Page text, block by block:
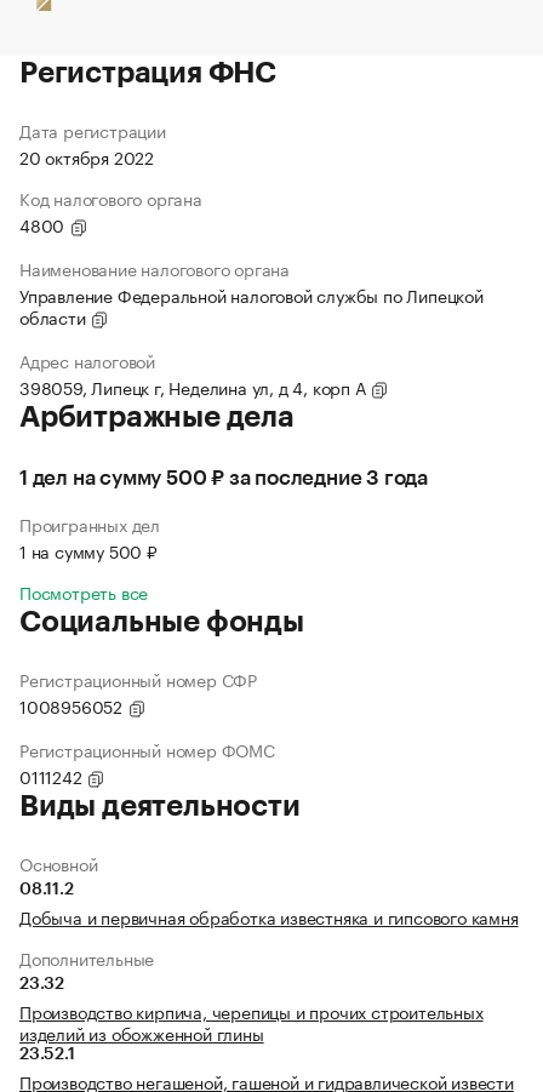
Регистрация ФНС
Дата регистрации
20 октября 2022
Код налогового органа
4800
Наименование налогового органа
Управление Федеральной налоговой службы по Липецкой
области
Адрес налоговой
398059, Липецк г, Неделина ул, д 4, корп А
Арбитражные дела
1 дел на сумму 500 ₽ за последние 3 года
Проигранных дел
1 на сумму 500 ₽
Посмотреть все
Социальные фонды
Регистрационный номер СФР
1008956052
Регистрационный номер ФОМС
0111242
Виды деятельности
Основной
08.11.2
Добыча и первичная обработка известняка и гипсового камня
Дополнительные
23.32
Производство кирпича, черепицы и прочих строительных
изделий из обожженной глины
23.52.1
Производство негашеной, гашеной и гидравлической извести